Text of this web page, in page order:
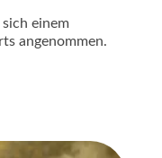
einem
angenommen.